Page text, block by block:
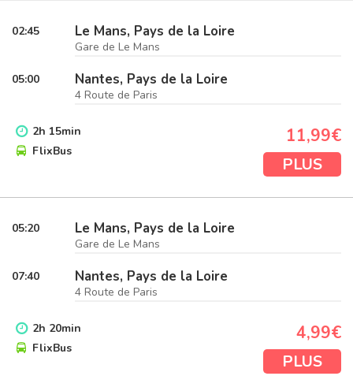
02:45 Le Mans, Pays de la Loire
Gare de Le Mans
05:00 Nantes, Pays de la Loire
4 Route de Paris
2h 15min
FlixBus
11,99€
PLUS
05:20 Le Mans, Pays de la Loire
Gare de Le Mans
07:40 Nantes, Pays de la Loire
4 Route de Paris
2h 20min
FlixBus
4,99€
PLUS